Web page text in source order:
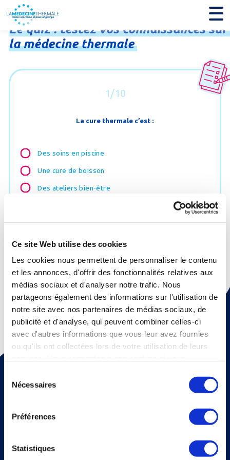
Ce site Web utilise des cookies
Les cookies nous permettent de personnaliser le contenu
et les annonces, d'offrir des fonctionnalités relatives aux
médias sociaux et d'analyser notre trafic. Nous
partageons également des informations sur l'utilisation de
notre site avec nos partenaires de médias sociaux, de
publicité et d'analyse, qui peuvent combiner celles-ci
avec d'autres informations que vous leur avez fournies
ou qu'ils ont collectées lors de votre utilisation de leurs
Nécessaires
Préférences
Statistiques
Lequiz:testezvosconnaissancessur
lamédecinethermale
1/10
La cure thermale c’est :
Des soins en piscine
Une cure de boisson
Des ateliers bien-être
Tout ça à la fois
Pour recevoir une fois par mois un mail d'information sur
abonnez vous à notre newsletter !
Veuillez renseigner votre adresse email pour vous inscrire. Ex. :
abc@xyz.com
avoir pris connaissance de votre politique de
confidentialité et mentions légales.